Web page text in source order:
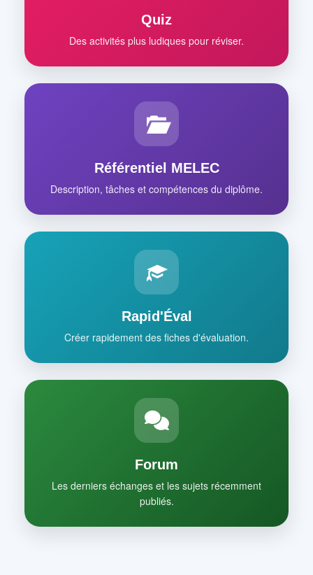
Quiz
Des activités plus ludiques pour réviser.
Référentiel MELEC
Description, tâches et compétences du diplôme.
Rapid'Éval
Créer rapidement des fiches d'évaluation.
Forum
Les derniers échanges et les sujets récemment
publiés.